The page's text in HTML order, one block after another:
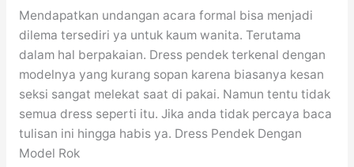
Mendapatkan undangan acara formal bisa menjadi
dilema tersediri ya untuk kaum wanita. Terutama
dalam hal berpakaian. Dress pendek terkenal dengan
modelnya yang kurang sopan karena biasanya kesan
seksi sangat melekat saat di pakai. Namun tentu tidak
semua dress seperti itu. Jika anda tidak percaya baca
tulisan ini hingga habis ya. Dress Pendek Dengan
Model Rok